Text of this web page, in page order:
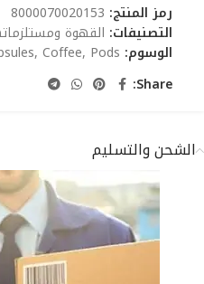
رمز المنتج: 8000070020153
التصنيفات: القهوة
الوسوم:
, Coffee, Pods
Share:
الشحن والتسليم